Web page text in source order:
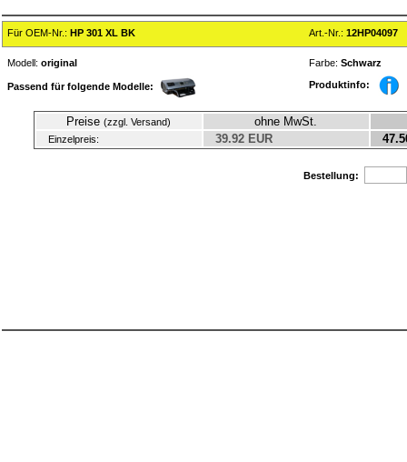
Für OEM-Nr.: HP 301 XL BK Art.-Nr.: 12HP04097
Modell: original Farbe: Schwarz
Passend für folgende Modelle: Produktinfo:
Preise (zzgl. Versand) ohne MwSt.
Einzelpreis: 39.92 EUR
Bestellung: